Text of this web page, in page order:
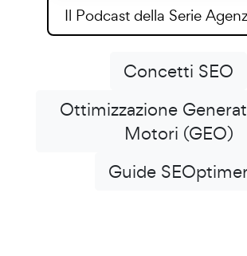
Concetti SEO
Ottimizzazione
Motori (GEO)
Guide